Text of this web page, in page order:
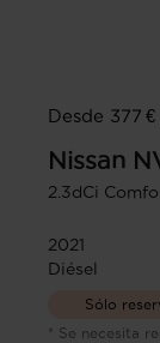
Desde 377
Nissan
2.3dCi
2021
Diésel
Sólo
* Se necesita